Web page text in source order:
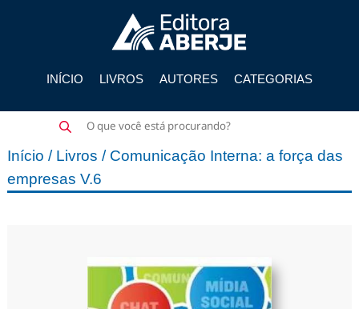
INÍCIO LIVROS AUTORES CATEGORIAS
Pesquisar
produtos
Início / Livros / Comunicação Interna: a força das
empresas V.6